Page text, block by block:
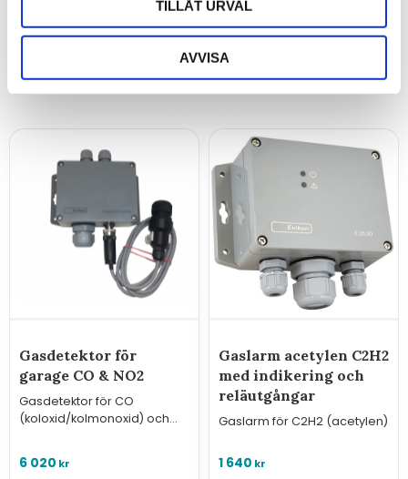
TILLÅT URVAL
AVVISA
Relaterade produkter
Gasdetektor för
garage CO & NO2
Gasdetektor för CO
(koloxid/kolmonoxid) och
verkstäder eller andra
6 020 kr
Gaslarm acetylen C2H2
med indikering och
reläutgångar
Gaslarm för C2H2 (acetylen)
1 640 kr